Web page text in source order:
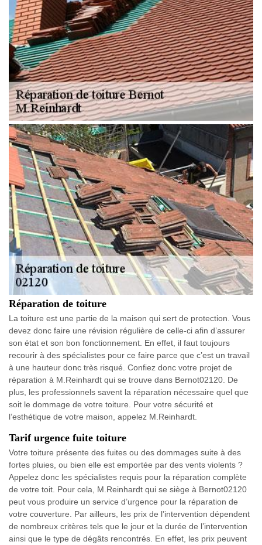
Réparation de toiture
La toiture est une partie de la maison qui sert de protection. Vous
devez donc faire une révision régulière de celle-ci afin d’assurer
son état et son bon fonctionnement. En effet, il faut toujours
recourir à des spécialistes pour ce faire parce que c’est un travail
à une hauteur donc très risqué. Confiez donc votre projet de
réparation à M.Reinhardt qui se trouve dans Bernot02120. De
plus, les professionnels savent la réparation nécessaire quel que
soit le dommage de votre toiture. Pour votre sécurité et
l’esthétique de votre maison, appelez M.Reinhardt.
Tarif urgence fuite toiture
Votre toiture présente des fuites ou des dommages suite à des
fortes pluies, ou bien elle est emportée par des vents violents ?
Appelez donc les spécialistes requis pour la réparation complète
de votre toit. Pour cela, M.Reinhardt qui se siège à Bernot02120
peut vous produire un service d’urgence pour la réparation de
votre couverture. Par ailleurs, les prix de l’intervention dépendent
de nombreux critères tels que le jour et la durée de l’intervention
ainsi que le type de dégâts rencontrés. En effet, les prix peuvent